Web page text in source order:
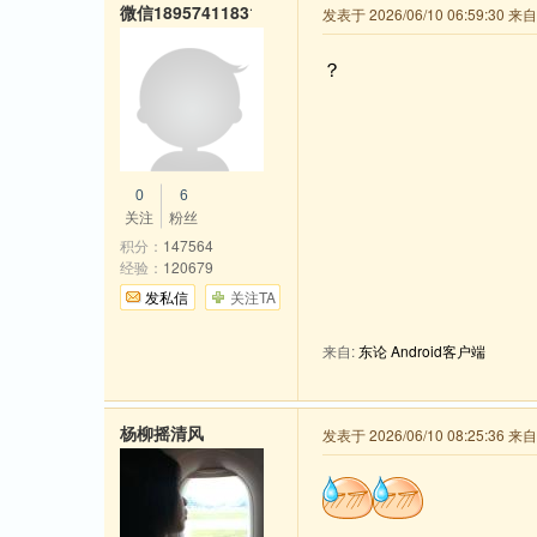
发表于 2026/06/10 06:59:30 来
？
来自:东论 Android客户端
微信18957411831
0
关注
6
粉丝
积分： 147564
经验： 120679
发私信
关注TA
发表于 2026/06/10 08:25:36 来
杨柳摇清风